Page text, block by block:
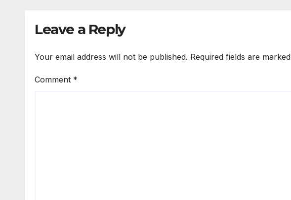
Leave a Reply
Your email address will not be published. Required fields are marked
Comment *